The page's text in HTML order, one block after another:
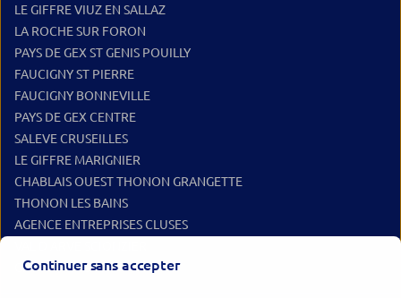
LE GIFFRE VIUZ EN SALLAZ
LA ROCHE SUR FORON
PAYS DE GEX ST GENIS POUILLY
FAUCIGNY ST PIERRE
FAUCIGNY BONNEVILLE
PAYS DE GEX CENTRE
SALEVE CRUSEILLES
LE GIFFRE MARIGNIER
CHABLAIS OUEST THONON GRANGETTE
THONON LES BAINS
AGENCE ENTREPRISES CLUSES
GRAND MASSIF TANINGES
Continuer sans accepter